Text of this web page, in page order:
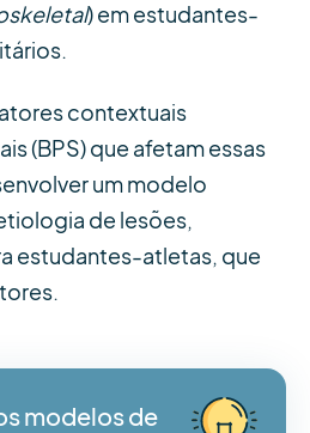
) em estudantes-
contextuais
(BPS) que afetam essas
um modelo
de lesões,
estudantes-atletas, que
modelos de